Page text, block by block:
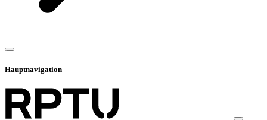
Hauptnavigation